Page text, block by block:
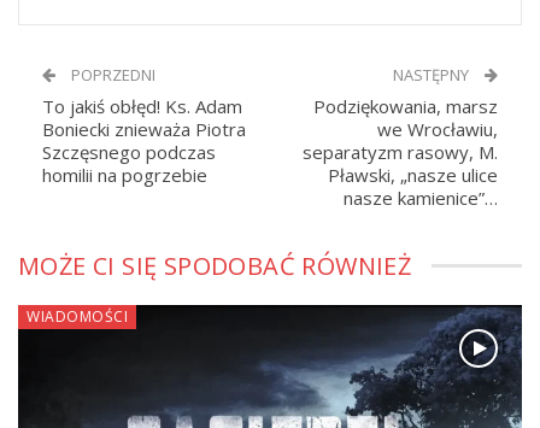
POPRZEDNI
To jakiś obłęd! Ks. Adam
Boniecki znieważa Piotra
Szczęsnego podczas
homilii na pogrzebie
NASTĘPNY
Podziękowania, marsz
we Wrocławiu,
separatyzm rasowy, M.
Pławski, „nasze ulice
nasze kamienice”…
MOŻE CI SIĘ SPODOBAĆ RÓWNIEŻ
WIADOMOŚCI